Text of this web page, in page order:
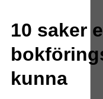
10 saker
kunna